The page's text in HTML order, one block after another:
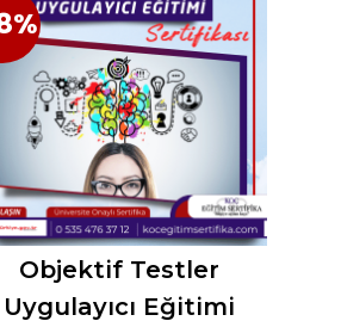
Objektif Testler
Uygulayıcı Eğitimi